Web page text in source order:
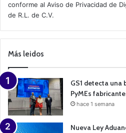
v
e
a
m
a
n
conforme al Aviso de Privacidad de
de R.L. de C.V.
Más leidos
GS1 detecta
PyMEs
hace 1 semana
Nueva Ley